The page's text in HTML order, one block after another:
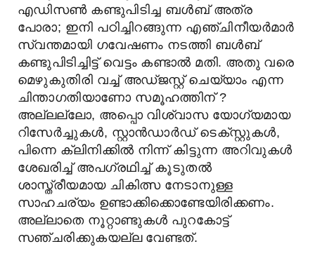
എഡിസൺ കണ്ടുപിടിച്ച ബൾബ് അത്ര
പോരാ; ഇനി പഠിച്ചിറങ്ങുന്ന എഞ്ചിനീയർമാർ
സ്വന്തമായി ഗവേഷണം നടത്തി ബൾബ്
കണ്ടുപിടിച്ചിട്ട് വെട്ടം കണ്ടാൽ മതി. അതു വരെ
മെഴുകുതിരി വച്ച് അഡ്ജസ്റ്റ് ചെയ്യാം എന്ന
ചിന്താഗതിയാണോ സമൂഹത്തിന് ?
അല്ലല്ലോ, അപ്പൊ വിശ്വാസ യോഗ്യമായ
റിസേർച്ചുകൾ, സ്റ്റാൻഡാർഡ് ടെക്സ്റ്റുകൾ,
പിന്നെ ക്ലിനിക്കിൽ നിന്ന് കിട്ടുന്ന അറിവുകൾ
ശേഖരിച്ച് അപഗ്രഥിച്ച് കൂടുതൽ
ശാസ്ത്രീയമായ ചികിത്സ നേടാനുള്ള
സാഹചര്യം ഉണ്ടാക്കിക്കൊണ്ടേയിരിക്കണം.
അല്ലാതെ നൂറ്റാണ്ടുകൾ പുറകോട്ട്
സഞ്ചരിക്കുകയല്ല വേണ്ടത്.